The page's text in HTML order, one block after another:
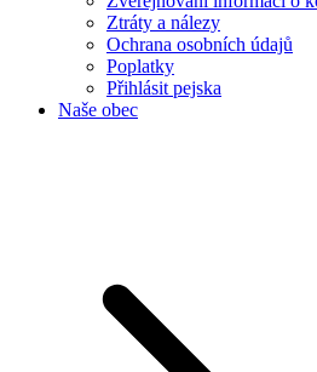
Ztráty a nálezy
Ochrana osobních údajů
Poplatky
Přihlásit pejska
Naše obec